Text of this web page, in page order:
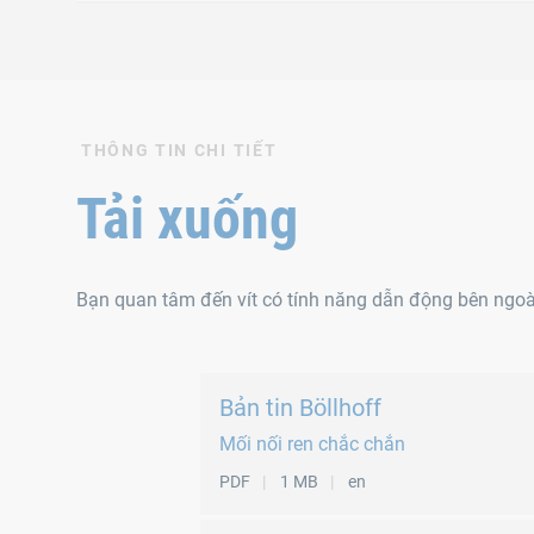
Bu lông đầu lục giác phù hợp với nhiều ứng dụng
Tiêu chuẩn
DIN 6921, tương đương EN 1665
THÔNG TIN CHI TIẾT
Tải xuống
Bạn quan tâm đến vít có tính năng dẫn động bên
Bản tin Böllhoff
Mối nối ren chắc chắn
PDF 1 MB en